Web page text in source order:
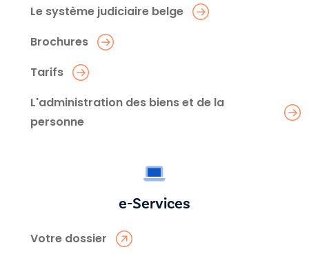
Le système judiciaire belge
Brochures
Tarifs
L'administration des biens et de la
personne
e-Services
Votre dossier